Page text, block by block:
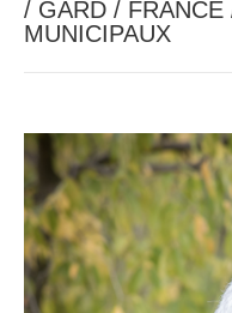
/ GARD / FRANCE
MUNICIPAUX